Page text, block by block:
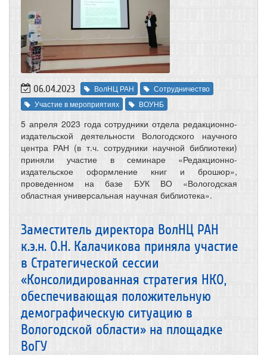
06.04.2023 ВолНЦ РАН
Сотрудничество
Участие в мероприятиях
ВОУНБ
5 апреля 2023 года сотрудники отдела редакционно-
издательской деятельности Вологодского научного
центра РАН (в т.ч. сотрудники научной библиотеки)
приняли участие в семинаре «Редакционно-
издательское оформление книг и брошюр»,
проведенном на базе БУК ВО «Вологодская
областная универсальная научная библиотека».
Заместитель директора ВолНЦ РАН
к.э.н. О.Н. Калачикова приняла участие
в Стратегической сессии
«Консолидированная стратегия НКО,
обеспечивающая положительную
демографическую ситуацию в
Вологодской области» на площадке
ВоГУ